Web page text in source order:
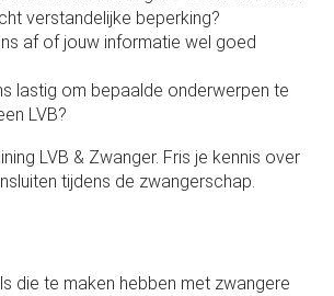
verstandelijke beperking?
af of jouw informatie wel goed
lastig om bepaalde onderwerpen te
LVB?
LVB & Zwanger. Fris je kennis over
tijdens de zwangerschap.
die te maken hebben met zwangere